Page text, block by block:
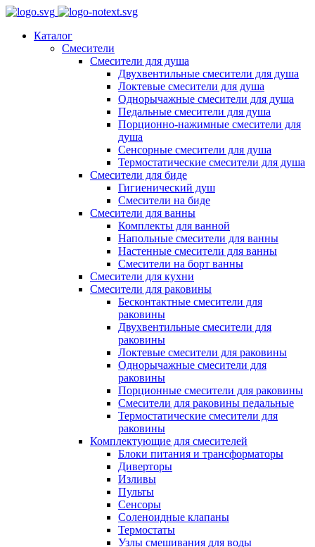
Каталог
Смесители
Смесители для душа
Двухвентильные смесители для душа
Локтевые смесители для душа
Однорычажные смесители для душа
Педальные смесители для душа
Порционно-нажимные смесители для
душа
Сенсорные смесители для душа
Термостатические смесители для душа
Смесители для биде
Гигиенический душ
Смесители на биде
Смесители для ванны
Комплекты для ванной
Напольные смесители для ванны
Настенные смесители для ванны
Смесители на борт ванны
Смесители для кухни
Смесители для раковины
Бесконтактные смесители для
раковины
Двухвентильные смесители для
раковины
Локтевые смесители для раковины
Однорычажные смесители для
раковины
Порционные смесители для раковины
Смесители для раковины педальные
Термостатические смесители для
раковины
Комплектующие для смесителей
Блоки питания и трансформаторы
Диверторы
Изливы
Пульты
Сенсоры
Соленоидные клапаны
Термостаты
Узлы смешивания для воды